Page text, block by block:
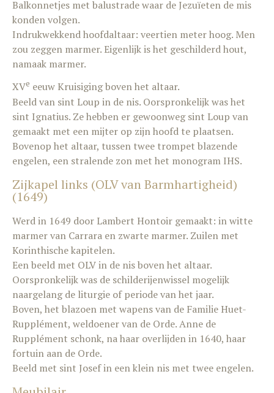
Balkonnetjes met balustrade waar de Jezuïeten de mis
konden volgen.
Indrukwekkend hoofdaltaar: veertien meter hoog. Men
zou zeggen marmer. Eigenlijk is het geschilderd hout,
namaak marmer.
XVe eeuw Kruisiging boven het altaar.
Beeld van sint Loup in de nis. Oorspronkelijk was het
sint Ignatius. Ze hebben er gewoonweg sint Loup van
gemaakt met een mijter op zijn hoofd te plaatsen.
Bovenop het altaar, tussen twee trompet blazende
engelen, een stralende zon met het monogram IHS.
Zijkapel links (OLV van Barmhartigheid)
(1649)
Werd in 1649 door Lambert Hontoir gemaakt: in witte
marmer van Carrara en zwarte marmer. Zuilen met
Korinthische kapitelen.
Een beeld met OLV in de nis boven het altaar.
Oorspronkelijk was de schilderijenwissel mogelijk
naargelang de liturgie of periode van het jaar.
Boven, het blazoen met wapens van de Familie Huet-
Rupplément, weldoener van de Orde. Anne de
Rupplément schonk, na haar overlijden in 1640, haar
fortuin aan de Orde.
Beeld met sint Josef in een klein nis met twee engelen.